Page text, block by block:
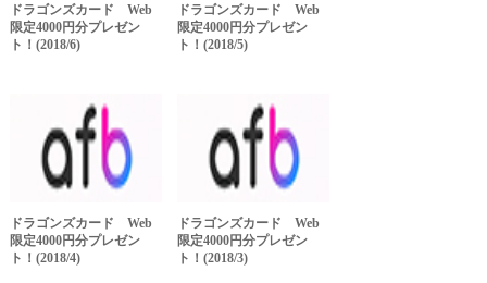
ドラゴンズカード Web
限定4000円分プレゼン
ト！(2018/6)
ドラゴンズカード Web
限定4000円分プレゼン
ト！(2018/5)
ドラゴンズカード Web
限定4000円分プレゼン
ト！(2018/4)
ドラゴンズカード Web
限定4000円分プレゼン
ト！(2018/3)